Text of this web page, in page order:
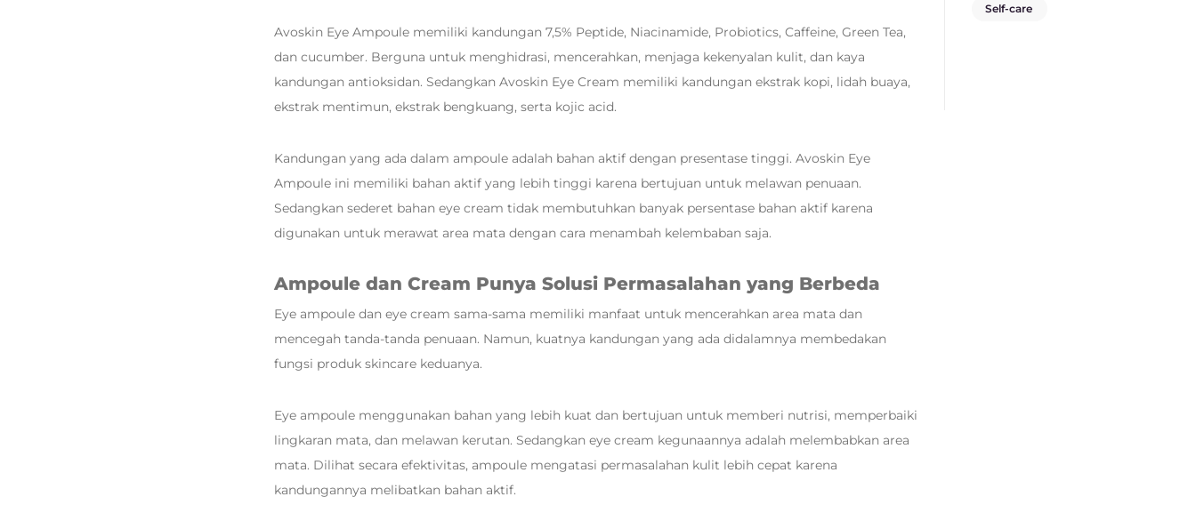
Avoskin Eye Ampoule memiliki kandungan 7,5% Peptide, Niacinamide, Probiotics, Caffeine, Green Tea,
dan cucumber. Berguna untuk menghidrasi, mencerahkan, menjaga kekenyalan kulit, dan kaya
kandungan antioksidan. Sedangkan Avoskin Eye Cream memiliki kandungan ekstrak kopi, lidah buaya,
ekstrak mentimun, ekstrak bengkuang, serta kojic acid.
Kandungan yang ada dalam ampoule adalah bahan aktif dengan presentase tinggi. Avoskin Eye
Ampoule ini memiliki bahan aktif yang lebih tinggi karena bertujuan untuk melawan penuaan.
Sedangkan sederet bahan eye cream tidak membutuhkan banyak persentase bahan aktif karena
digunakan untuk merawat area mata dengan cara menambah kelembaban saja.
Ampoule dan Cream Punya Solusi Permasalahan yang Berbeda
Eye ampoule dan eye cream sama-sama memiliki manfaat untuk mencerahkan area mata dan
mencegah tanda-tanda penuaan. Namun, kuatnya kandungan yang ada didalamnya membedakan
fungsi produk skincare keduanya.
Eye ampoule menggunakan bahan yang lebih kuat dan bertujuan untuk memberi nutrisi, memperbaiki
lingkaran mata, dan melawan kerutan. Sedangkan eye cream kegunaannya adalah melembabkan area
mata. Dilihat secara efektivitas, ampoule mengatasi permasalahan kulit lebih cepat karena
kandungannya melibatkan bahan aktif.
Self-care